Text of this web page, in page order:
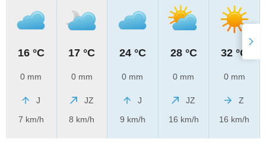
16 °C
0 mm
J
7 km/h
17 °C
0 mm
JZ
8 km/h
24 °C
0 mm
J
9 km/h
28 °C
0 mm
JZ
16 km/h
32 °C
0 mm
Z
16 km/h